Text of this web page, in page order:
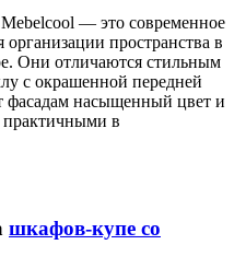
Mebelcool — это современное
пространства в
Они отличаются стильным
с окрашенной передней
фасадам насыщенный цвет и
практичными в
шкафов-купе со